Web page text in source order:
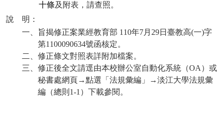
十條及附表，請查照。
說 明：
一、旨揭修正案業經教育部 110年7月 29日臺教高(一)字
第1100090634號函核定。
二、修正條文對照表詳附加檔案。
三、修正後全文請逕由本校辦公室自動化系統（OA ）或
秘書處網頁→點選「法規彙編」→淡江大學法規彙
編（總則 1-1 ）下載參閱。